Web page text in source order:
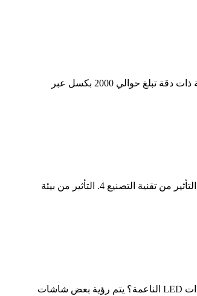
شيء مفيد حول شاشة LED الداخلية ذات الملعب الدقيق 2K / 4K / 8K ...... ما هي شاشة LED 2K؟ غالبًا ما يستخدم المصطلح "2K" لوصف شاشة ذات دقة تبلغ حوالي 2000 بكسل عبر
نصائح لمساعدتك على إطالة عمر شاشة LED الخاصة بك. 1. التأثير من أداء المكونات المستخدمة كمصدر للضوء 2. التأثير من المكونات الداعمة 3. التأثير من تقنية التصنيع 4. التأثير من بيئة
قد يجذبك شيء ما من الوحدة اللينة لشاشة LED. ما هي مزايا وخصائص وحدات LED الناعمة والشاشات ذات الشكل الخاص؟ فأين يتم تطبيق وحدات LED الناعمة؟ يتم رؤية بعض شاشات